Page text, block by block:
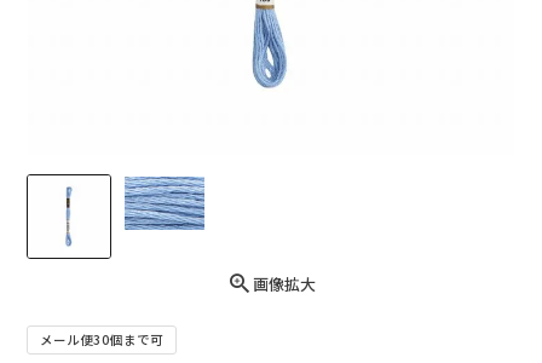
画像拡大
メール便30個まで可